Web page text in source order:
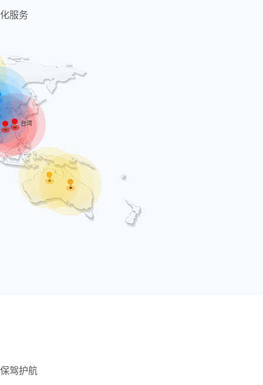
服务
台湾
驾护航